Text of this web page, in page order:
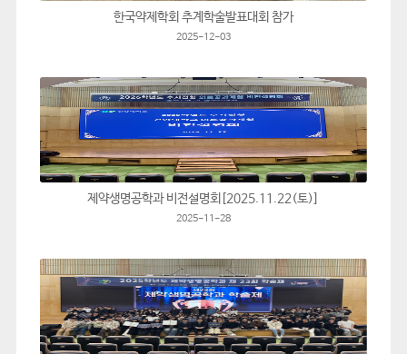
한국약제학회 추계학술발표대회 참가
2025-12-03
제약생명공학과 비전설명회[2025.11.22(토)]
2025-11-28